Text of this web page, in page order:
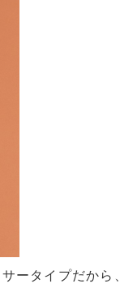
ータイプだから